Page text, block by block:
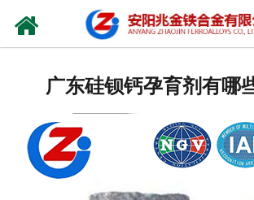
网
产
广东硅钡钙孕育剂有哪